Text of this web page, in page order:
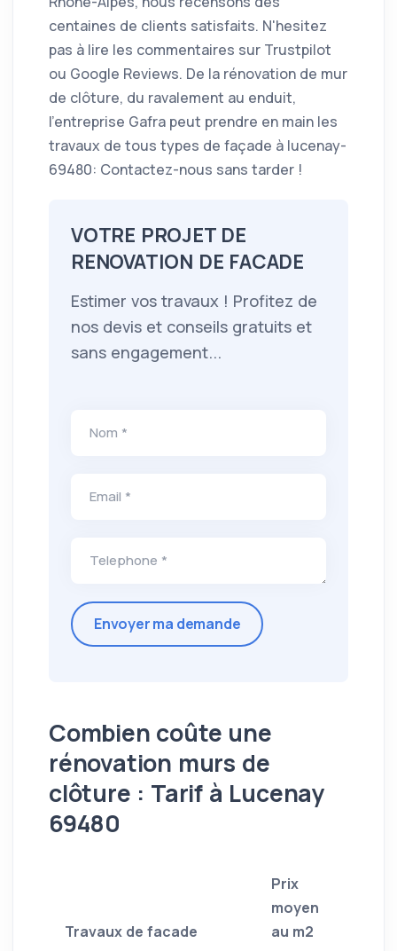
centaines de clients satisfaits. N'hesitez
pas à lire les commentaires sur Trustpilot
ou Google Reviews. De la rénovation de mur
de clôture, du ravalement au enduit,
l’entreprise Gafra peut prendre en main les
travaux de tous types de façade à lucenay-
69480: Contactez-nous sans tarder !
VOTRE PROJET DE
RENOVATION DE FACADE
Estimer vos travaux ! Profitez de
nos devis et conseils gratuits et
sans engagement...
Nom *
Email *
Telephone *
Combien coûte une
rénovation murs de
clôture : Tarif à Lucenay
69480
Travaux de facade
Prix
moyen
au m2